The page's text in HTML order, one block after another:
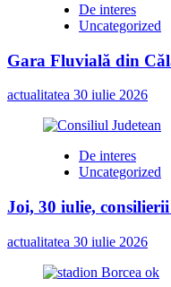
De interes
Uncategorized
Gara Fluvială din
actualitatea 30 iulie 2026
De interes
Uncategorized
Joi, 30 iulie,
actualitatea 30 iulie 2026